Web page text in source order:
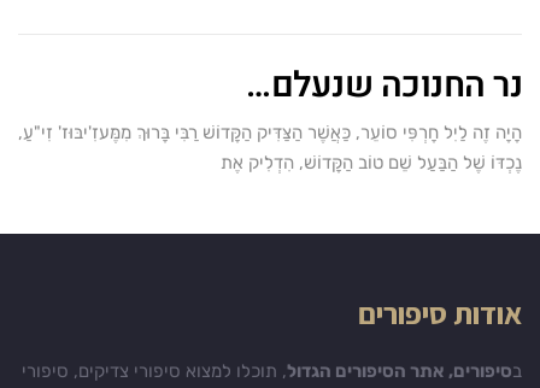
נר החנוכה שנעלם…
הָיָה זֶה לַיִל חָרְפִּי סוֹעֵר, כַּאֲשֶׁר הַצַּדִּיק הַקָּדוֹשׁ רַבִּי בָּרוּךְ מִמֶּעזִ'יבּוּז' זִי"עַ,
נֶכְדּוֹ שֶׁל הַבַּעַל שֵׁם טוֹב הַקָּדוֹשׁ, הִדְלִיק אֶת
אודות סיפורים
בסיפורים, אתר הסיפורים הגדול, תוכלו למצוא סיפורי צדיקים, סיפורי